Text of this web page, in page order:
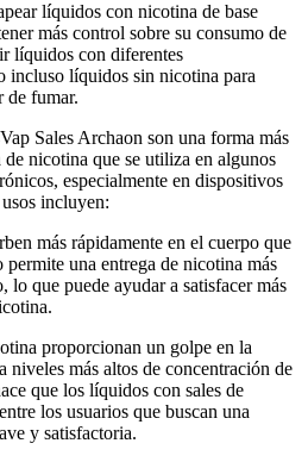
líquidos con nicotina de base
más control sobre su consumo de
líquidos con diferentes
incluso líquidos sin nicotina para
de fumar.
Sales Archaon son una forma más
nicotina que se utiliza en algunos
especialmente en dispositivos
incluyen:
más rápidamente en el cuerpo que
una entrega de nicotina más
lo que puede ayudar a satisfacer más
proporcionan un golpe en la
niveles más altos de concentración de
que los líquidos con sales de
los usuarios que buscan una
y satisfactoria.